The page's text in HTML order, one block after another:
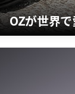
OZが世界